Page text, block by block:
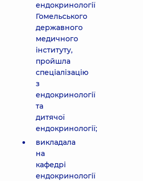
ендокринології
Гомельського
державного
медичного
інституту,
пройшла
спеціалізацію
з
ендокринології
та
дитячої
ендокринології;
викладала
на
кафедрі
ендокринології